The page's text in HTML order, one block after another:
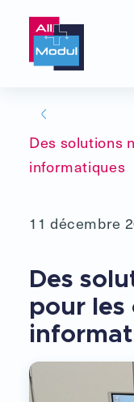
Des solutions
informatiques
11 décembre
Des
pour les